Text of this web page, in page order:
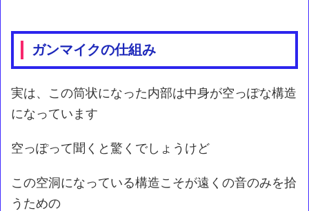
ガンマイクの仕組み
実は、この筒状になった内部は中身が空っぽな構造
になっています
空っぽって聞くと驚くでしょうけど
この空洞になっている構造こそが遠くの音のみを拾
うための